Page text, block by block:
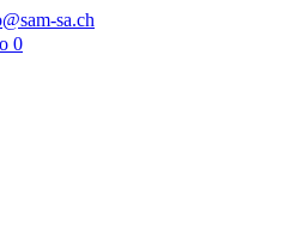
sa.ch
0